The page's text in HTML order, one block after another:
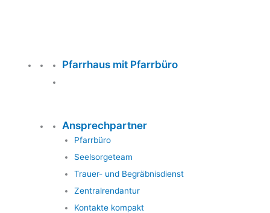
Pfarrhaus mit Pfarrbüro
Ansprechpartner
Pfarrbüro
Seelsorgeteam
Trauer- und Begräbnisdienst
Zentralrendantur
Kontakte kompakt